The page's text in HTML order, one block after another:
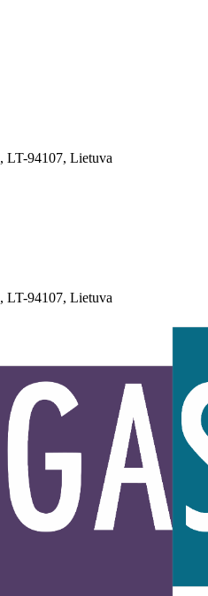
LT-94107, Lietuva
LT-94107, Lietuva